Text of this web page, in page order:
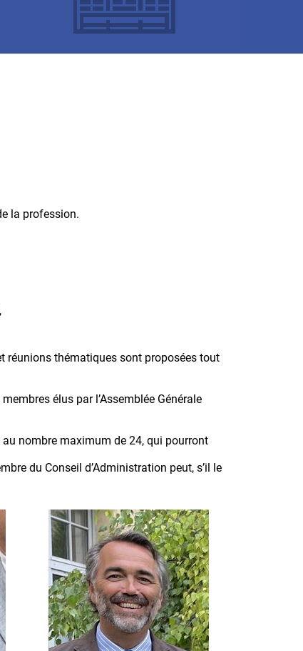
la profession.
réunions thématiques sont proposées tout
élus par l’Assemblée Générale
au nombre maximum de 24, qui pourront
du Conseil d’Administration peut, s’il le